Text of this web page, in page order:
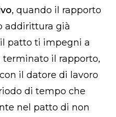
, quando il rapporto
addirittura già
patto ti impegni a
terminato il rapporto,
il datore di lavoro
di tempo che
nel patto di non